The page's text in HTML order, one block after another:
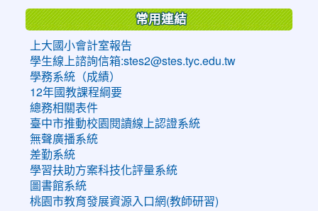
常用連結
上大國小會計室報告
學生線上諮詢信箱:stes2@stes.tyc.edu.tw
學務系統（成績）
12年國教課程綱要
總務相關表件
臺中市推動校園閱讀線上認證系統
無聲廣播系統
差勤系統
學習扶助方案科技化評量系統
圖書館系統
桃園市教育發展資源入口網(教師研習)